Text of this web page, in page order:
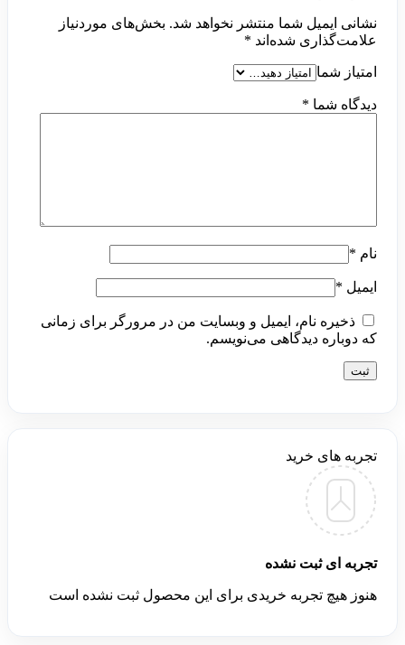
نشانی ایمیل شما منتشر نخواهد شد. بخش‌های موردنیاز
علامت‌گذاری شده‌اند *
امتیاز شما
دیدگاه شما *
نام *
ایمیل *
ذخیره نام، ایمیل و وبسایت من در مرورگر برای زمانی
که دوباره دیدگاهی می‌نویسم.
تجربه های خرید
تجربه ای ثبت نشده
هنوز هیچ تجربه خریدی برای این محصول ثبت نشده است